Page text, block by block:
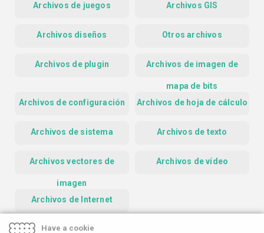
Archivos de juegos Archivos GIS
Archivos diseños Otros archivos
Archivos de plugin Archivos de imagen de
mapa de bits
Archivos de configuración
Archivos de hoja de cálculo
Archivos de sistema Archivos de texto
Archivos vectores de
imagen
Archivos de vídeo
Archivos de Internet
Have a cookie